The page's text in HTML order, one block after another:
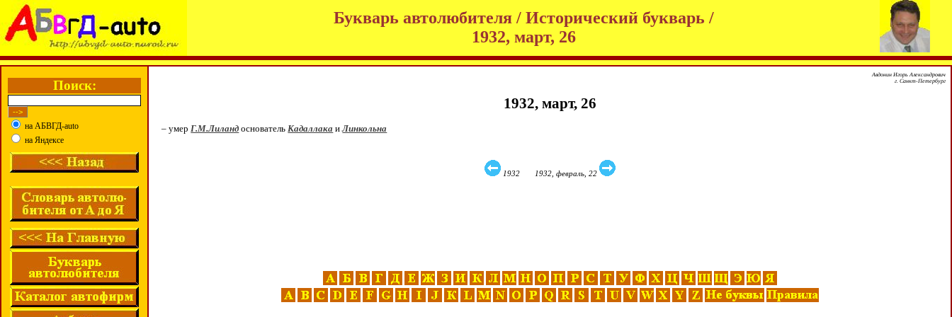
Букварь автолюбителя / Исторический букварь /
1932, март, 26
Поиск:
на АБВГД-auto
на Яндексе
Авдонин Игорь Александрович
г. Санкт-Петербург
1932, март, 26
– умерГ.М.Лиланд основательКадаллака иЛинкольна
1932 1932, февраль, 22